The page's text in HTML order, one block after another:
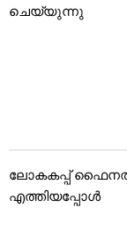
ചെയ്യുന്നു
ലോകകപ്പ്
എത്തിയപ്പോൾ